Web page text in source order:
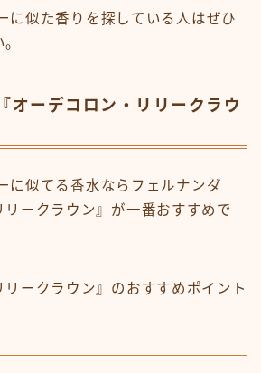
に似た香りを探している人はぜひ
オーデコロン・リリークラウ
に似てる香水ならフェルナンダ
リークラウン』が一番おすすめで
リークラウン』のおすすめポイント